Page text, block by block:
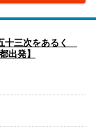
十三次をあるく
出発】